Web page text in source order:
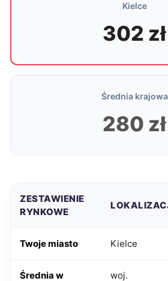
Kielce
302 zł
Średnia krajowa
280 zł
ZESTAWIENIE
RYNKOWE
Twoje miasto Kielce
Średnia w woj.